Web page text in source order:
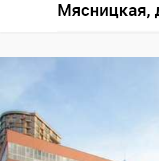
Мясницкая,